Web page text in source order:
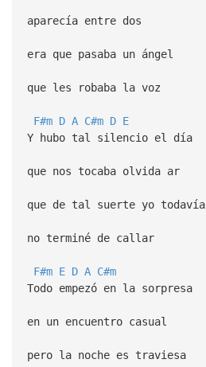
aparecía entre dos
era que pasaba un ángel
que les robaba la voz
F#m D A C#m D E
Y hubo tal silencio el día
que nos tocaba olvida ar
que de tal suerte yo todavía
no terminé de callar
F#m E D A C#m
Todo empezó en la sorpresa
en un encuentro casual
pero la noche es traviesa